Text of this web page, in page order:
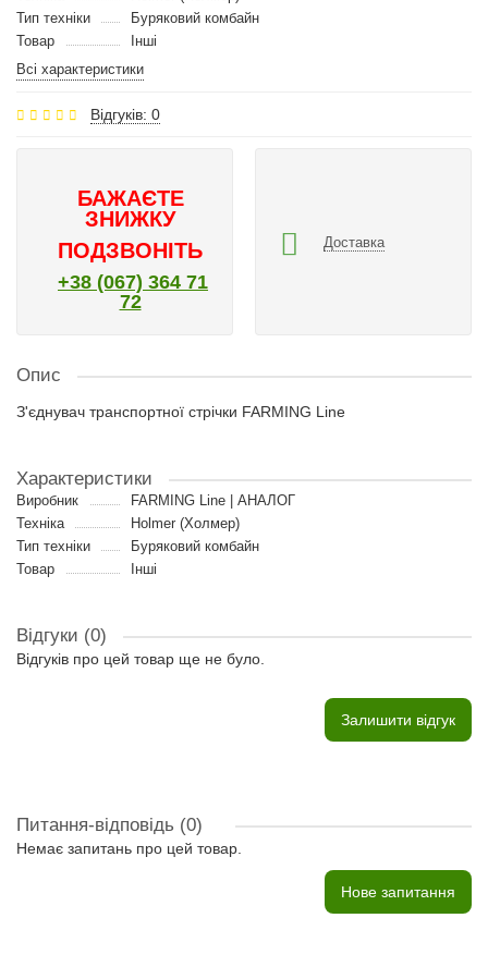
Тип техніки
Буряковий комбайн
Товар
Інші
Всі характеристики
Відгуків: 0
БАЖАЄТЕ
ЗНИЖКУ
ПОДЗВОНІТЬ
+38 (067) 364 71
72
Доставка
Опис
З'єднувач транспортної стрічки FARMING Line
Характеристики
Виробник
FARMING Line | АНАЛОГ
Техніка
Holmer (Холмер)
Тип техніки
Буряковий комбайн
Товар
Інші
Відгуки (0)
Відгуків про цей товар ще не було.
Залишити відгук
Питання-відповідь (0)
Немає запитань про цей товар.
Нове запитання